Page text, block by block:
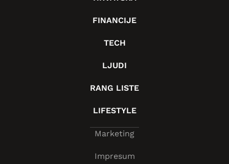
FINANCIJE
TECH
LJUDI
RANG LISTE
LIFESTYLE
Marketing
Impresum